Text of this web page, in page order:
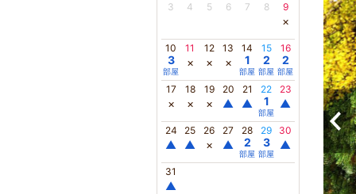
3 4 5 6 7 8 9
×
10
3
部屋
11
×
12
×
13
×
14
1
部屋
15
2
部屋
16
2
部屋
17
×
18
×
19
×
20
▲
21
▲
22
1
部屋
23
▲
24
▲
25
▲
26
×
27
▲
28
2
部屋
29
3
部屋
30
▲
31
▲